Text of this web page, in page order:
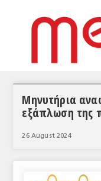
ΣΥΝΕΝΤΕΥΞΕΙΣ
ΘΕΜΑΤΑ
Μηνυτήρια
εξάπλωση της
26 August 2024